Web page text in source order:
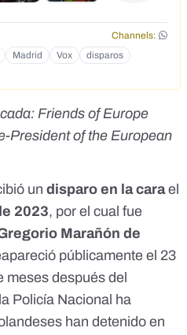
Channels:
Madrid Vox
disparos
Friends of Europe
President of the European
un disparo en la carael
2023, por el cual fue
Marañón de
públicamente el 23
meses después del
Policía Nacional ha
han detenido en